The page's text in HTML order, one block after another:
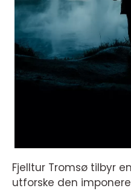
Fjelltur Tromsø tilbyr
utforske den